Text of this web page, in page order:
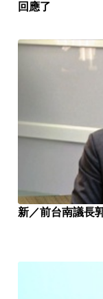
回應了
新／前台南議長